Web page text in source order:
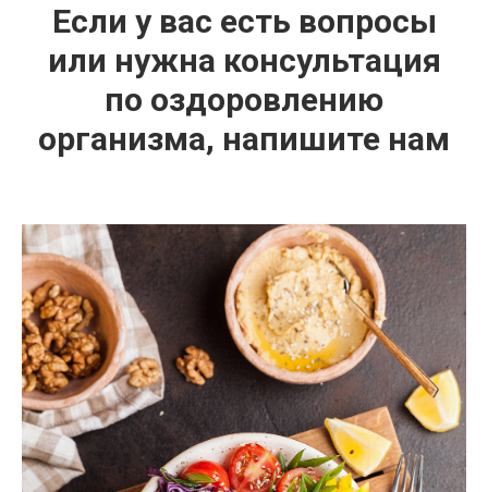
Если у вас есть вопросы
или нужна консультация
по оздоровлению
организма, напишите нам